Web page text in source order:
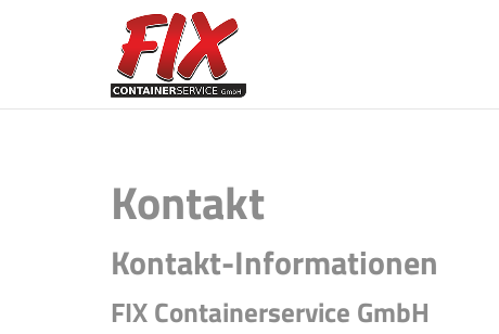
Kontakt
Kontakt-Informationen
FIX Containerservice GmbH